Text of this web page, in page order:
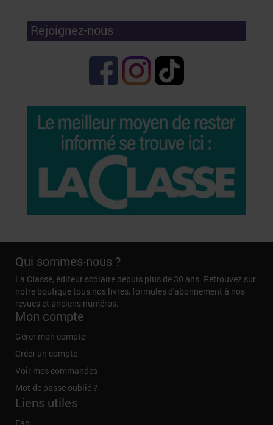
Rejoignez-nous
Qui sommes-nous ?
La Classe, éditeur scolaire depuis plus de 30 ans. Retrouvez sur
notre boutique tous nos livres, formules d'abonnement à nos
revues et anciens numéros.
Mon compte
Gérer mon compte
Créer un compte
Voir mes commandes
Mot de passe oublié ?
Liens utiles